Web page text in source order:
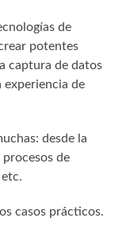
de
potentes
captura de datos
experiencia de
desde la
de
casos prácticos.